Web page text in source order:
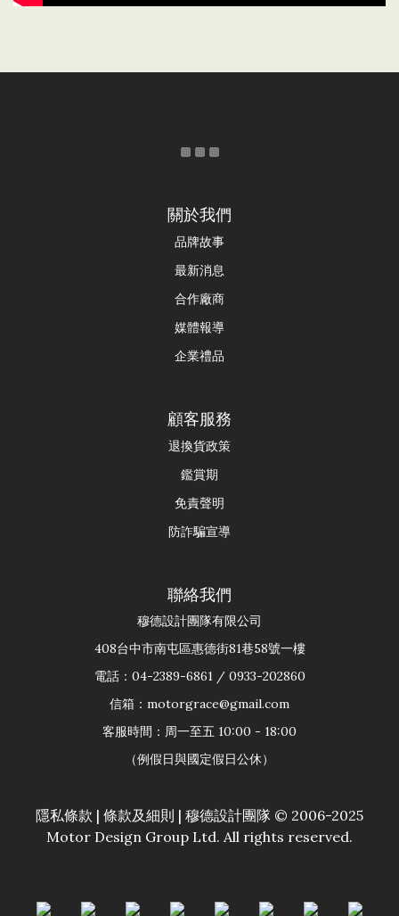
關於我們
品牌故事
最新消息
合作廠商
媒體報導
企業禮品
顧客服務
退換貨政策
鑑賞期
免責聲明
防詐騙宣導
聯絡我們
穆德設計團隊有限公司
408台中市南屯區惠德街81巷58號一樓
電話：04-2389-6861 / 0933-202860
信箱：motorgrace@gmail.com
客服時間：周一至五 10:00 - 18:00
（例假日與國定假日公休）
隱私條款 | 條款及細則 | 穆德設計團隊 © 2006-2025
Motor Design Group Ltd. All rights reserved.